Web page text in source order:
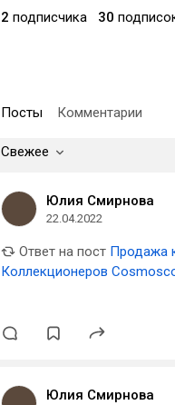
2 подписчика 30
Посты Комментарии
Свежее
Юлия Смирнова
22.04.2022
Ответ на пост Продажа
Коллекционеров
Юлия Смирнова